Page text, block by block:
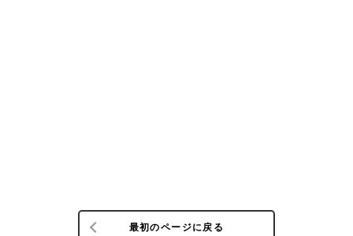
最初のページに戻る